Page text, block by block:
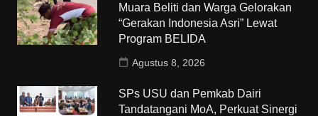
Muara Beliti dan Warga Gelorakan
“Gerakan Indonesia Asri” Lewat
Program BELIDA
Agustus 8, 2026
SPs USU dan Pemkab Dairi
Tandatangani MoA, Perkuat Sinergi